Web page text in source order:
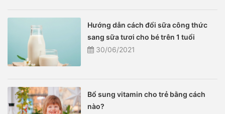
Hướng dẫn cách đổi sữa công thức
sang sữa tươi cho bé trên 1 tuổi
30/06/2021
Bổ sung vitamin cho trẻ bằng cách
nào?